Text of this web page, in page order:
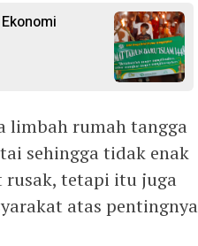
limbah rumah tangga
sehingga tidak enak
rusak, tetapi itu juga
atas pentingnya